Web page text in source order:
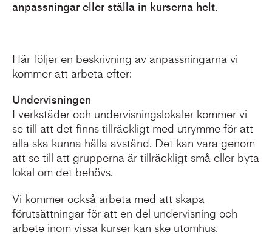
anpassningar eller ställa in kurserna helt.
Här följer en beskrivning av anpassningarna vi
kommer att arbeta efter:
Undervisningen
I verkstäder och undervisningslokaler kommer vi
se till att det finns tillräckligt med utrymme för att
alla ska kunna hålla avstånd. Det kan vara genom
att se till att grupperna är tillräckligt små eller byta
lokal om det behövs.
Vi kommer också arbeta med att skapa
förutsättningar för att en del undervisning och
arbete inom vissa kurser kan ske utomhus.